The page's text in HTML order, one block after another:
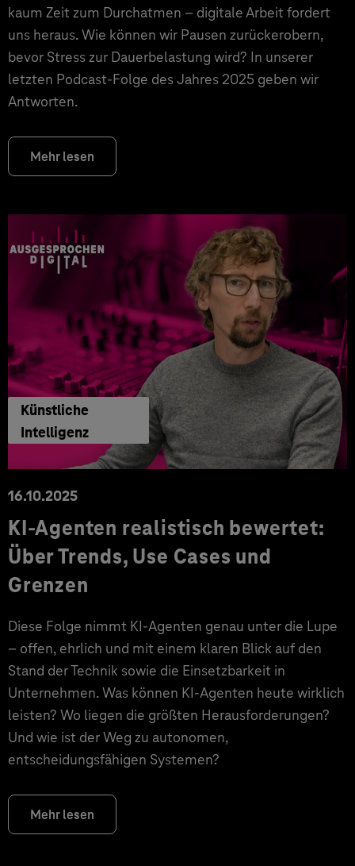
kaum Zeit zum Durchatmen – digitale Arbeit fordert
uns heraus. Wie können wir Pausen zurückerobern,
bevor Stress zur Dauerbelastung wird? In unserer
letzten Podcast-Folge des Jahres 2025 geben wir
Antworten.
Mehr lesen
Künstliche
Intelligenz
16.10.2025
KI-Agenten realistisch bewertet:
Über Trends, Use Cases und
Grenzen
Diese Folge nimmt KI-Agenten genau unter die Lupe
– offen, ehrlich und mit einem klaren Blick auf den
Stand der Technik sowie die Einsetzbarkeit in
Unternehmen. Was können KI-Agenten heute wirklich
leisten? Wo liegen die größten Herausforderungen?
Und wie ist der Weg zu autonomen,
entscheidungsfähigen Systemen?
Mehr lesen